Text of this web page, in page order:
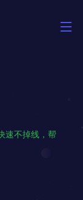
速不掉线，帮